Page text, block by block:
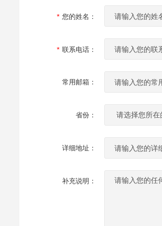
您的姓名：
联系电话：
常用邮箱：
省份：
详细地址：
补充说明：